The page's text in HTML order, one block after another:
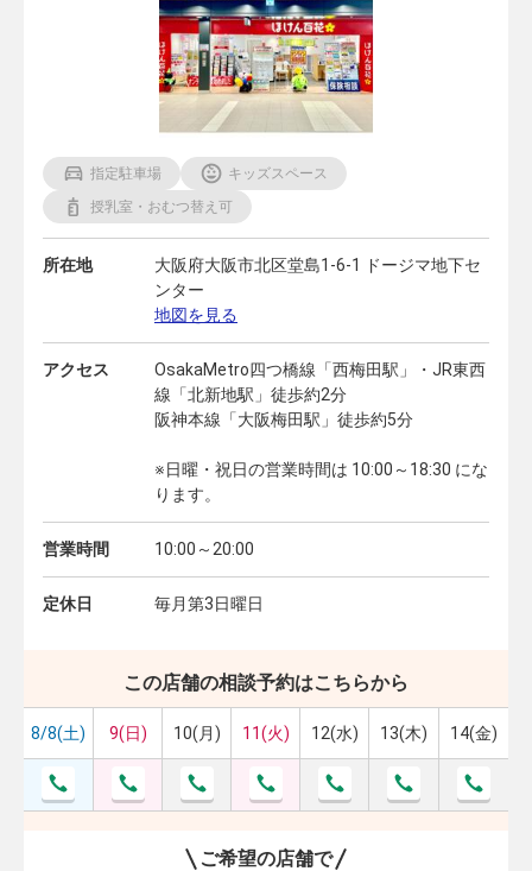
指定駐車場
キッズスペース
授乳室・おむつ替え可
所在地
大阪府大阪市北区堂島1-6-1 ドージマ地下セ
ンター
地図を見る
アクセス
OsakaMetro四つ橋線「西梅田駅」・JR東西
線「北新地駅」徒歩約2分
阪神本線「大阪梅田駅」徒歩約5分
※日曜・祝日の営業時間は 10:00～18:30 にな
ります。
営業時間 10:00～20:00
定休日 毎月第3日曜日
この店舗の相談予約はこちらから
8/8(土) 9(日) 10(月) 11(火) 12(水) 13(木) 14(金)
ご希望の店舗で